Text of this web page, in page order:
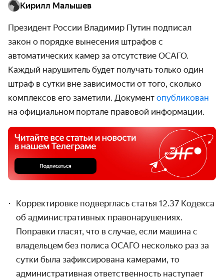
Кирилл Малышев
Президент России Владимир Путин подписал
закон о порядке вынесения штрафов с
автоматических камер за отсутствие ОСАГО.
Каждый нарушитель будет получать только один
штраф в сутки вне зависимости от того, сколько
комплексов его заметили. Документ опубликован
на официальном портале правовой информации.
Корректировке подверглась статья 12.37 Кодекса
об административных правонарушениях.
Поправки гласят, что в случае, если машина с
владельцем без полиса ОСАГО несколько раз за
сутки была зафиксирована камерами, то
административная ответственность наступает